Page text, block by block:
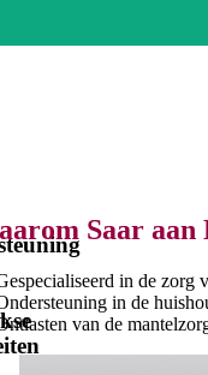
Saar aan
in de zorg
in de
van de